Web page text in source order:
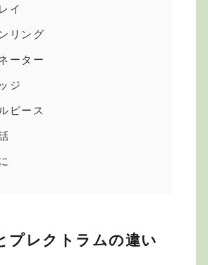
イ
リング
ーター
ジ
ピース
プレクトラムの違い